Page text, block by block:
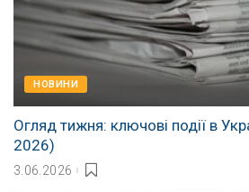
НОВИНИ
Огляд тижня: ключові події в
2026)
3.06.2026